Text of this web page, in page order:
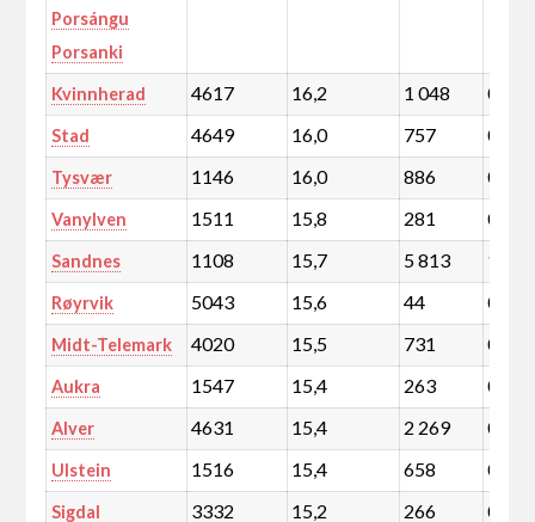
Porsángu
Porsanki
Kvinnherad 4617 16,2 1 048 0,2
Stad 4649 16,0 757 0,1
Tysvær 1146 16,0 886 0,2
Vanylven 1511 15,8 281 0,0
Sandnes 1108 15,7 5 813 1,0
Røyrvik 5043 15,6 44 0,0
Midt-Telemark 4020 15,5 731 0,1
Aukra 1547 15,4 263 0,0
Alver 4631 15,4 2 269 0,4
Ulstein 1516 15,4 658 0,1
Sigdal 3332 15,2 266 0,0